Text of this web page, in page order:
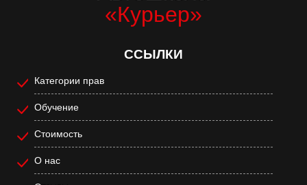
«Курьер»
ССЫЛКИ
Категории прав
Обучение
Стоимость
О нас